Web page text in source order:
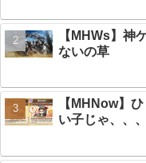
【MHWs】神
ないの草
【MHNow】
い子じゃ、、、